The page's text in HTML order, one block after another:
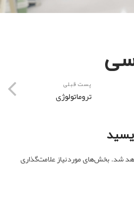
پست قبلی
تروماتولوژی
شد.بخش‌های موردنیاز علامت‌گذاری